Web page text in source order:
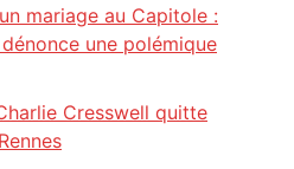
mariage au Capitole :
une polémique
Cresswell quitte